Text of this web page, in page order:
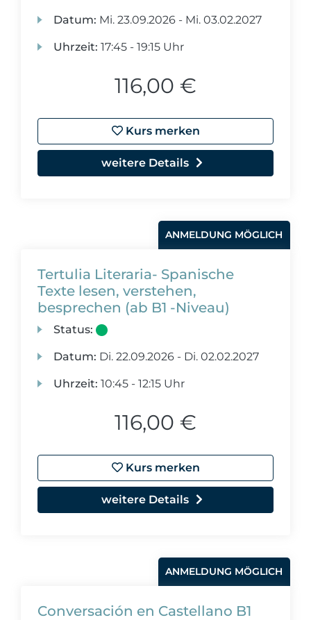
Datum: Mi. 23.09.2026 - Mi. 03.02.2027
Uhrzeit: 17:45 - 19:15 Uhr
116,00 €
Kurs merken
weitere Details
ANMELDUNG MÖGLICH
Tertulia Literaria- Spanische
Texte lesen, verstehen,
besprechen (ab B1 -Niveau)
Status:
Datum: Di. 22.09.2026 - Di. 02.02.2027
Uhrzeit: 10:45 - 12:15 Uhr
116,00 €
Kurs merken
weitere Details
ANMELDUNG MÖGLICH
Conversación en Castellano B1